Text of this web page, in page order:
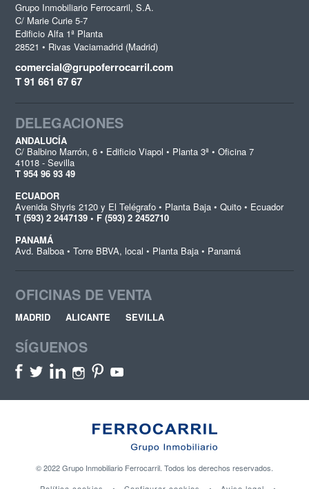
Grupo Inmobiliario Ferrocarril, S.A.
C/ Marie Curie 5-7
Edificio Alfa 1ª Planta
28521 • Rivas Vaciamadrid (Madrid)
comercial@grupoferrocarril.com
T 91 661 67 67
DELEGACIONES
ANDALUCÍA
C/ Balbino Marrón, 6 • Edificio Viapol • Planta 3ª • Oficina 7
41018 - Sevilla
T 954 96 93 49
ECUADOR
Avenida Shyris 2120 y El Telégrafo • Planta Baja • Quito • Ecuador
T (593) 2 2447139 • F (593) 2 2452710
PANAMÁ
Avd. Balboa • Torre BBVA, local • Planta Baja • Panamá
OFICINAS DE VENTA
MADRID ALICANTE SEVILLA
SÍGUENOS
© 2022 Grupo Inmobiliario Ferrocarril. Todos los derechos reservados.